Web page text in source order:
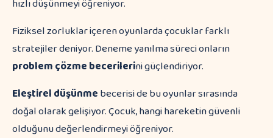
hızlı düşünmeyi öğreniyor.
Fiziksel zorluklar içeren oyunlarda çocuklar farklı
stratejiler deniyor. Deneme yanılma süreci onların
problem çözme becerilerini güçlendiriyor.
Eleştirel düşünmebecerisi de bu oyunlar sırasında
doğal olarak gelişiyor. Çocuk, hangi hareketin güvenli
olduğunu değerlendirmeyi öğreniyor.